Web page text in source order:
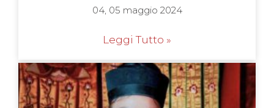
04, 05 maggio 2024
Leggi Tutto »